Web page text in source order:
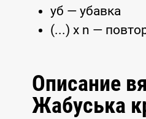
уб — убавка
(...) x n —
Описание
Жабуська